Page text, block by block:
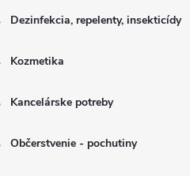
Dezinfekcia, repelenty, insekticídy
Kozmetika
Kancelárske potreby
Občerstvenie - pochutiny